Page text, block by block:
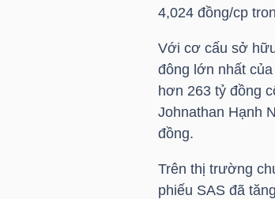
4,024 đồng/cp
Với cơ cấu sở
đông lớn nhất
hơn 263 tỷ đồng
Johnathan Hạnh
đồng.
Trên thị trường
phiếu SASđã